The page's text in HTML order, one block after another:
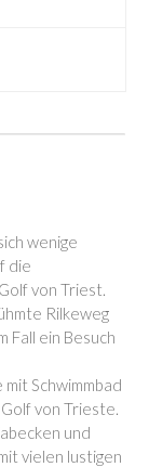
wenige
die
von Triest.
Rilkeweg
Fall ein Besuch
Schwimmbad
von Trieste.
und
vielen lustigen